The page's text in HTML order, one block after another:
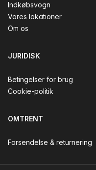
Indkøbsvogn
Vores lokationer
Om os
JURIDISK
Betingelser for brug
Cookie-politik
OMTRENT
Forsendelse & returnering